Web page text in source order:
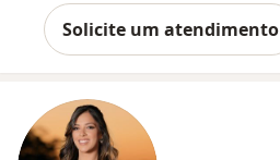
Solicite um atendimento